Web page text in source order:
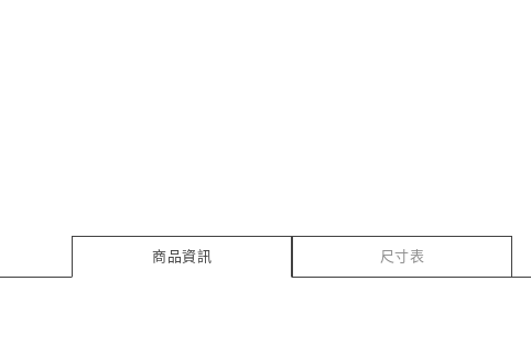
商品資訊 尺寸表